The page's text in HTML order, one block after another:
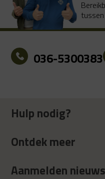
036-5300383
Hulp nodig?
Ontdek meer
Aanmelden